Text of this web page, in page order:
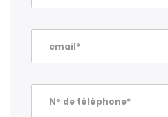
email*
N° de téléphone*